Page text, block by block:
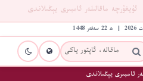
ئۇيغۇرچە ماقالىلەر ئامبىرى يېڭىلاندى
ئامبىرى يېڭىلاندى